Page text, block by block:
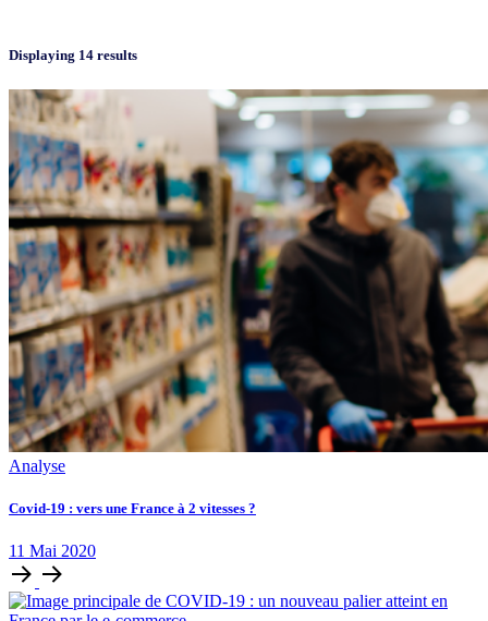
Displaying 14 results
Analyse
Covid-19 : vers une France à 2 vitesses ?
11 Mai 2020